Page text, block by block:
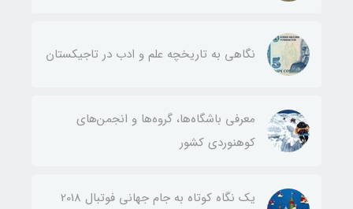
نگاهی به تاریخچه علم و ادب در تاجیکستان
معرفی باشگاه‌ها، گروه‌ها و انجمن‌های
کوهنوردی کشور
یک نگاه کوتاه به جام جهانی فوتبال 2018